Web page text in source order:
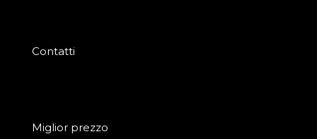
Contatti
Miglior prezzo